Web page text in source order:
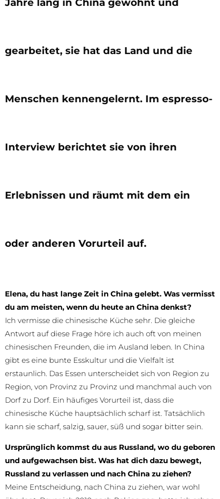
Jahre lang in China gewohnt und
gearbeitet, sie hat das Land und die
Menschen kennengelernt. Im espresso-
Interview berichtet sie von ihren
Erlebnissen und räumt mit dem ein
oder anderen Vorurteil auf.
Elena, du hast lange Zeit in China gelebt. Was vermisst
du am meisten, wenn du heute an China denkst?
Ich vermisse die chinesische Küche sehr. Die gleiche
Antwort auf diese Frage höre ich auch oft von meinen
chinesischen Freunden, die im Ausland leben. In China
gibt es eine bunte Esskultur und die Vielfalt ist
erstaunlich. Das Essen unterscheidet sich von Region zu
Region, von Provinz zu Provinz und manchmal auch von
Dorf zu Dorf. Ein häufiges Vorurteil ist, dass die
chinesische Küche hauptsächlich scharf ist. Tatsächlich
kann sie scharf, salzig, sauer, süß und sogar bitter sein.
Ursprünglich kommst du aus Russland, wo du geboren
und aufgewachsen bist. Was hat dich dazu bewegt,
Russland zu verlassen und nach China zu ziehen?
Meine Entscheidung, nach China zu ziehen, war wohl